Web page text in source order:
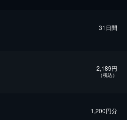
31日間
2,189円
（税込）
1,200円分